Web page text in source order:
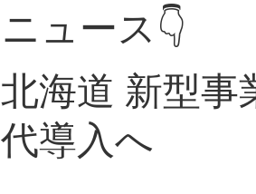
ュース👇
海道 新型
導入へ